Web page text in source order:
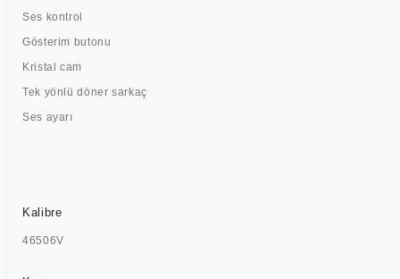
Ses kontrol
Gösterim butonu
Kristal cam
Tek yönlü döner sarkaç
Ses ayarı
Kalibre
46506V